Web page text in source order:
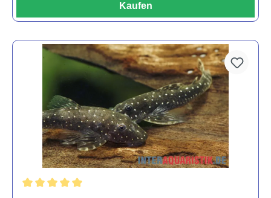
Kaufen